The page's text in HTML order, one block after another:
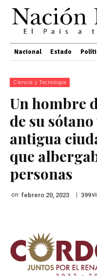
Nacional Estado
Ciencia y Tecnología
Un hombre
de su
antigua
que
personas
on febrero 20, 2023 | 399